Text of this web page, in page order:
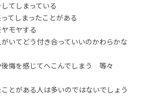
てしまっている
てしまったことがある
モヤする
いてどう付き合っていいのかわらかな
悔を感じてへこんでしまう 等々
とがある人は多いのではないでしょう